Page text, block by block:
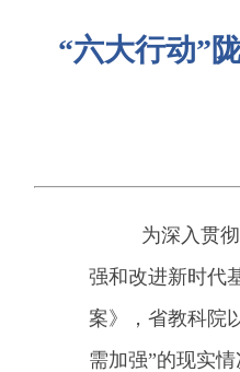
“六大行动”
为深入贯彻
强和改进新时代
案》，省教科院
需加强”的现实